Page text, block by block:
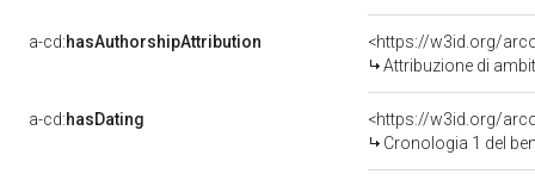
a-cd:hasAuthorshipAttribution
<https://w3id.org/
Attribuzione di
a-cd:hasDating
<https://w3id.org/
Cronologia 1 del